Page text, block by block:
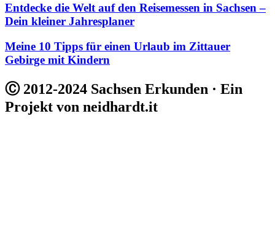
Entdecke die Welt auf den Reisemessen in Sachsen –
Dein kleiner Jahresplaner
Meine 10 Tipps für einen Urlaub im Zittauer
Gebirge mit Kindern
Ⓒ 2012-2024 Sachsen Erkunden · Ein
Projekt von neidhardt.it